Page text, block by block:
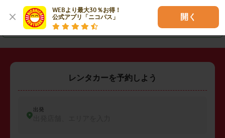
WEBより最大30％お得！
公式アプリ「ニコパス」
開く
・ 黒部市 ・砺波市
レンタカーを予約しよう
出発